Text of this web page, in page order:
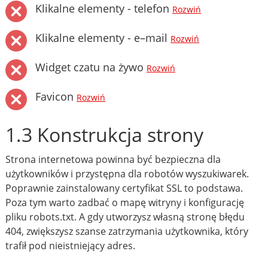
Klikalne elementy - telefon Rozwiń
Klikalne elementy - e–mail Rozwiń
Widget czatu na żywo Rozwiń
Favicon Rozwiń
1.3 Konstrukcja strony
Strona internetowa powinna być bezpieczna dla
użytkowników i przystępna dla robotów wyszukiwarek.
Poprawnie zainstalowany certyfikat SSL to podstawa.
Poza tym warto zadbać o mapę witryny i konfigurację
pliku robots.txt. A gdy utworzysz własną stronę błędu
404, zwiększysz szanse zatrzymania użytkownika, który
trafił pod nieistniejący adres.